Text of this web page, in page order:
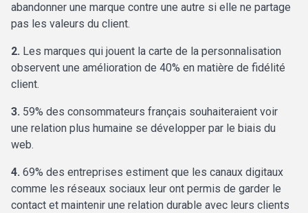
abandonner une marque contre une autre si elle ne partage
pas les valeurs du client.
2. Les marques qui jouent la carte de la personnalisation
observent une amélioration de 40% en matière de fidélité
client.
3. 59% des consommateurs français souhaiteraient voir
une relation plus humaine se développer par le biais du
web.
4. 69% des entreprises estiment que les canaux digitaux
comme les réseaux sociaux leur ont permis de garder le
contact et maintenir une relation durable avec leurs clients